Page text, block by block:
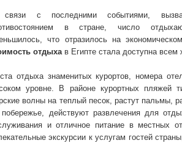
с последними событиями,
в стране, число
что отразилось на
отдыхав Египте стала доступна
отдыха знаменитых курортов, номера
уровне. В районе курортных пляжей
волны на теплый песок, растут пальмы,
действуют развлечения для
и отличное питание в местных
экскурсии к услугам гостей